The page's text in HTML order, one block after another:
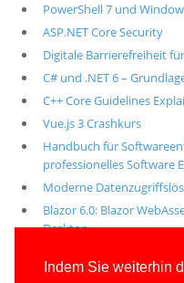
Indem Sie weiterhin
PowerShell 7 und
ASP.NET Core Security
Digitale Barrierefreiheit
C# und .NET 6 –
C++ Core Guidelines
Vue.js 3 Crashkurs
Handbuch für
professionelles Software
Moderne
Blazor 6.0: Blazor
Desktop
Alle unsere aktuellen